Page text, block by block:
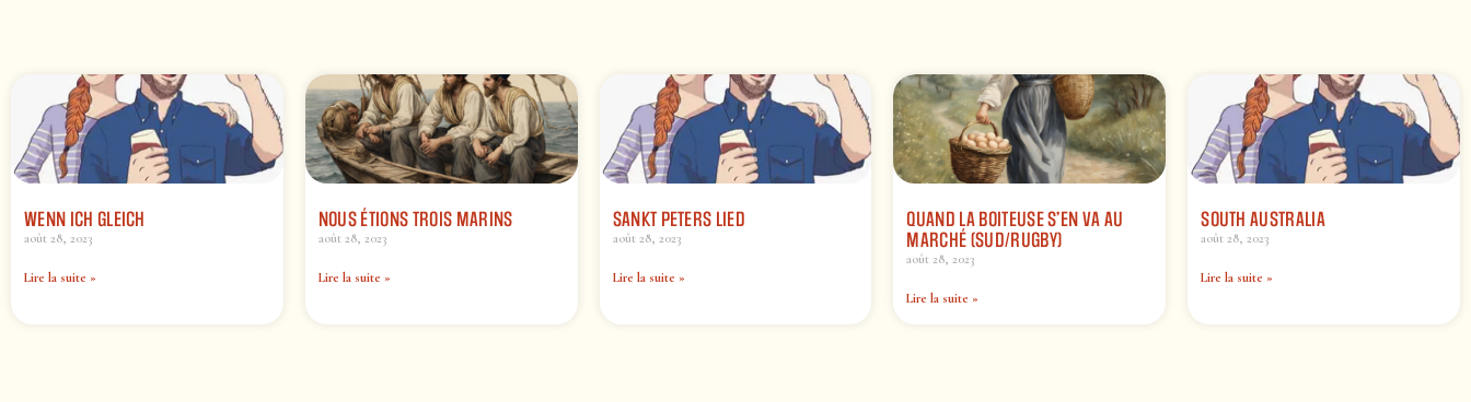
WENN ICH GLEICH
août 28, 2023
Lire la suite »
NOUS ÉTIONS TROIS MARINS
août 28, 2023
Lire la suite »
SANKT PETERS LIED
août 28, 2023
Lire la suite »
QUAND LA BOITEUSE S’EN VA AU
MARCHÉ (SUD/RUGBY)
août 28, 2023
Lire la suite »
SOUTH AUSTRALIA
août 28, 2023
Lire la suite »